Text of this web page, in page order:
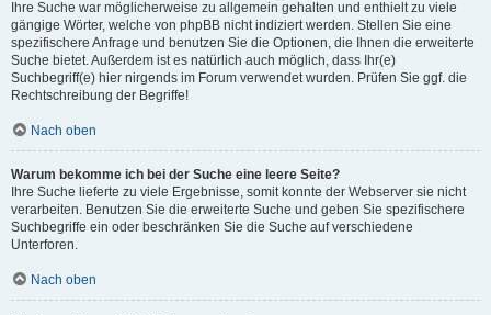
Ihre Suche war möglicherweise zu allgemein gehalten und enthielt zu viele
gängige Wörter, welche von phpBB nicht indiziert werden. Stellen Sie eine
spezifischere Anfrage und benutzen Sie die Optionen, die Ihnen die erweiterte
Suche bietet. Außerdem ist es natürlich auch möglich, dass Ihr(e)
Suchbegriff(e) hier nirgends im Forum verwendet wurden. Prüfen Sie ggf. die
Rechtschreibung der Begriffe!
Nach oben
Warum bekomme ich bei der Suche eine leere Seite?
Ihre Suche lieferte zu viele Ergebnisse, somit konnte der Webserver sie nicht
verarbeiten. Benutzen Sie die erweiterte Suche und geben Sie spezifischere
Suchbegriffe ein oder beschränken Sie die Suche auf verschiedene
Unterforen.
Nach oben